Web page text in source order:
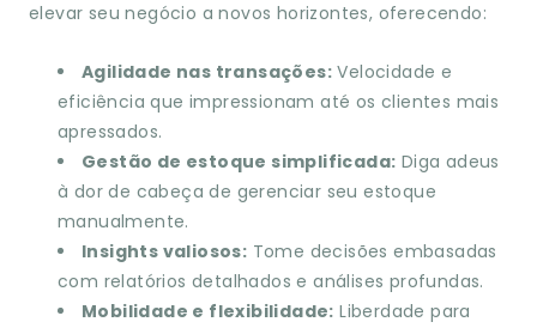
elevar seu negócio a novos horizontes, oferecendo:
Agilidade nas transações: Velocidade e
eficiência que impressionam até os clientes mais
apressados.
Gestão de estoque simplificada: Diga adeus
à dor de cabeça de gerenciar seu estoque
manualmente.
Insights valiosos: Tome decisões embasadas
com relatórios detalhados e análises profundas.
Mobilidade e flexibilidade: Liberdade para